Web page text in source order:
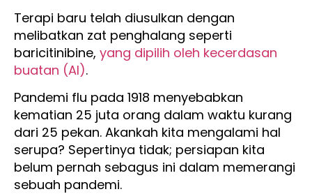
Terapi baru telah diusulkan dengan
melibatkan zat penghalang seperti
baricitinibine, yang dipilih oleh kecerdasan
buatan (AI).
Pandemi flu pada 1918 menyebabkan
kematian 25 juta orang dalam waktu kurang
dari 25 pekan. Akankah kita mengalami hal
serupa? Sepertinya tidak; persiapan kita
belum pernah sebagus ini dalam memerangi
sebuah pandemi.